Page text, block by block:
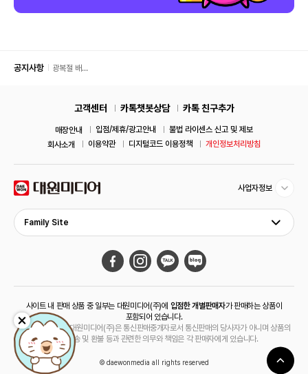
공지사항
광복절 배
고객센터 카톡챗봇상담 카톡 친구추가
매장안내 입점/제휴/광고안내
불법 라이센스 신고 및 제보
회사소개
이용약관 디지털코드 이용정책 개인정보처리방침
사업자정보
Family Site
사이트 내 판매 상품 중 일부는 대원미디어(주)에 입점한 개별판매자가 판매하는 상품이
포함되어 있습니다.
해당 상품의 경우 대원미디어(주)은 통신판매중개자로서 통신판매의 당사자가 아니며 상품의
주문, 배송 및 환불 등과 관련한 의무와 책임은 각 판매자에게 있습니다.
© daewonmedia all rights reserved